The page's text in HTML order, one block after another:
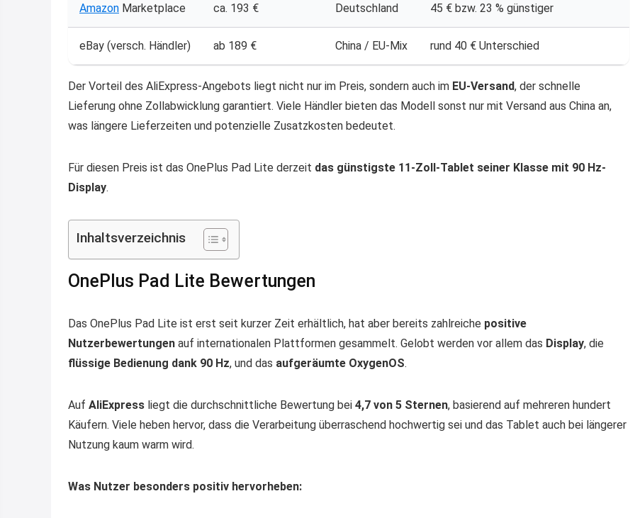
Amazon Marketplace ca. 193 € Deutschland 45 € bzw. 23 % günstiger
eBay (versch. Händler) ab 189 € China / EU-Mix rund 40 € Unterschied
Der Vorteil des AliExpress-Angebots liegt nicht nur im Preis, sondern auch im EU-Versand, der schnelle
Lieferung ohne Zollabwicklung garantiert. Viele Händler bieten das Modell sonst nur mit Versand aus China an,
was längere Lieferzeiten und potenzielle Zusatzkosten bedeutet.
Für diesen Preis ist das OnePlus Pad Lite derzeit das günstigste 11-Zoll-Tablet seiner Klasse mit 90 Hz-
Display.
Inhaltsverzeichnis
OnePlus Pad Lite Bewertungen
Das OnePlus Pad Lite ist erst seit kurzer Zeit erhältlich, hat aber bereits zahlreiche positive
Nutzerbewertungen auf internationalen Plattformen gesammelt. Gelobt werden vor allem das Display, die
flüssige Bedienung dank 90 Hz, und das aufgeräumte OxygenOS.
Auf AliExpress liegt die durchschnittliche Bewertung bei 4,7 von 5 Sternen, basierend auf mehreren hundert
Käufern. Viele heben hervor, dass die Verarbeitung überraschend hochwertig sei und das Tablet auch bei längerer
Nutzung kaum warm wird.
Was Nutzer besonders positiv hervorheben: